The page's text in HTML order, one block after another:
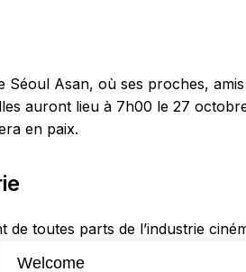
Séoul Asan, où ses proches,
auront lieu à 7h00 le 27
en paix.
de toutes parts de l’industrie
Sa disparition
Welcome